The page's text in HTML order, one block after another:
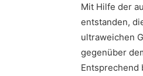
Mit Hilfe der
entstanden,
ultraweichen
gegenüber
Entsprechend